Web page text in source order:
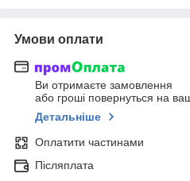
Умови оплати
Ви отримаєте замовлення
або гроші повернуться на
Детальніше
Оплатити частинами
Післяплата